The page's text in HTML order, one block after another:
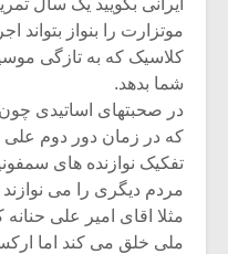
موتزارت را بنواز بتواند
کلاسیک که به تازگی
شما بدهد.
در صحبتهای اساتیدی
که در زمان دور دوم علی
تفکیک نوازنده های
مردم دیگری را می
مثلا اقای امیر علی
ملی خلق می کند اما